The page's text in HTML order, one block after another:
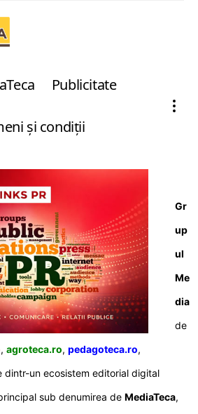
Publicitate
şi condiţii
Gr
up
ul
Me
dia
de
, agroteca.ro, pedagoteca.ro,
dintr-un ecosistem editorial digital
sub denumirea de MediaTeca,